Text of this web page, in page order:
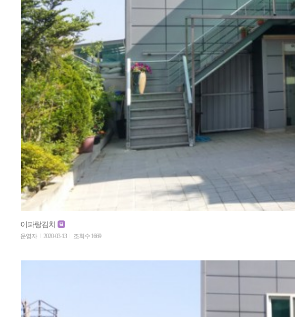
이파랑김치
운영자 2020-03-13 조회수 1669